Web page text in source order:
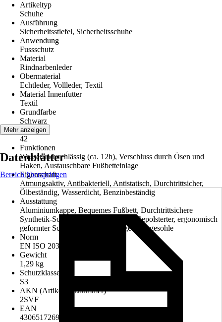
Artikeltyp
Schuhe
Ausführung
Sicherheitsstiefel, Sicherheitsschuhe
Anwendung
Fussschutz
Material
Rindnarbenleder
Obermaterial
Echtleder, Vollleder, Textil
Material Innenfutter
Textil
Grundfarbe
Schwarz
Größe
42
Funktionen
Wasserundurchlässig (ca. 12h), Verschluss durch Ösen und
Haken, Austauschbare Fußbetteinlage
Eigenschaft
Atmungsaktiv, Antibakteriell, Antistatisch, Durchtrittsicher,
Ölbeständig, Wasserdicht, Benzinbeständig
Ausstattung
Aluminiumkappe, Bequemes Fußbett, Durchtrittsichere
Synthetik-Sohle, Gepolsterte Zunge, Gepolsterter, ergonomisch
geformter Schaftrand, Ganzflächige Einlegesohle
Norm
EN ISO 20345 S3
Gewicht
1,29 kg
Schutzklasse
S3
AKN (Artikelkurznummer)
2SVF
EAN
4306517269722
Mehr anzeigen
Datenblätter
Bereich überspringen